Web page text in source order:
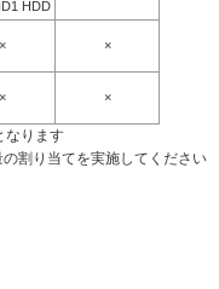
HDD
×
×
×
×
なります
割り当てを実施してください